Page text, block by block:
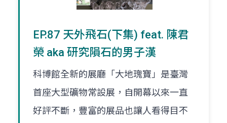
EP.87 天外飛石(下集) feat. 陳君
榮 aka 研究隕石的男子漢
科博館全新的展廳「大地瑰寶」是臺灣
首座大型礦物常設展，自開幕以來一直
好評不斷，豐富的展品也讓人看得目不